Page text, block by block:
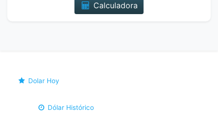
Calculadora
Dolar Hoy
Dólar Histórico